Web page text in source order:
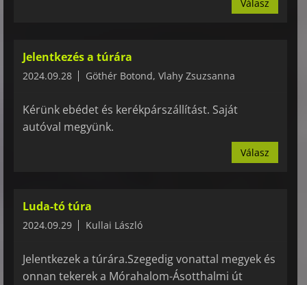
Válasz
Jelentkezés a túrára
2024.09.28 Göthér Botond, Vlahy Zsuzsanna
Kérünk ebédet és kerékpárszállítást. Saját
autóval megyünk.
Válasz
Luda-tó túra
2024.09.29 Kullai László
Jelentkezek a túrára.Szegedig vonattal megyek és
onnan tekerek a Mórahalom-Ásotthalmi út